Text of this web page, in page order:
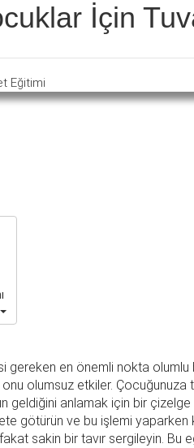
İçin
gereken en önemli nokta
olumsuz etkiler.
geldiğini anlamak için bir
götürün ve bu işlemi yaparken
sakin bir tavır sergileyin.